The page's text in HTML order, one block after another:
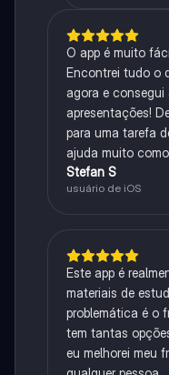
O app é muito
Encontrei tudo o
agora e consegui
apresentações!
para uma tarefa
ajuda muito
Stefan S
usuário de iOS
Este app é
materiais de
problemática é o
tem tantas
eu melhorei meu